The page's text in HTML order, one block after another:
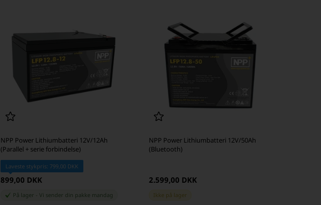
NPP Power Lithiumbatteri 12V/12Ah
(Parallel + serie forbindelse)
Laveste stykpris: 799,00 DKK
899,00 DKK
På lager Vi sender din pakke mandag
NPP Power Lithiumbatteri 12V/50Ah
(Bluetooth)
2.599,00 DKK
Ikke på lager